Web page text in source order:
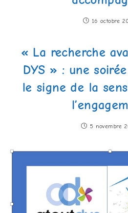
16 octobre
« La recherche
DYS » : une
le signe de la
5 novembre